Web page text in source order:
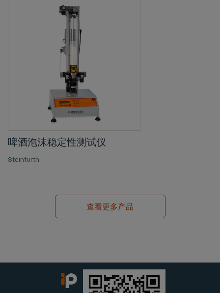
啤酒泡沫稳定性测试仪
Steinfurth
查看更多产品